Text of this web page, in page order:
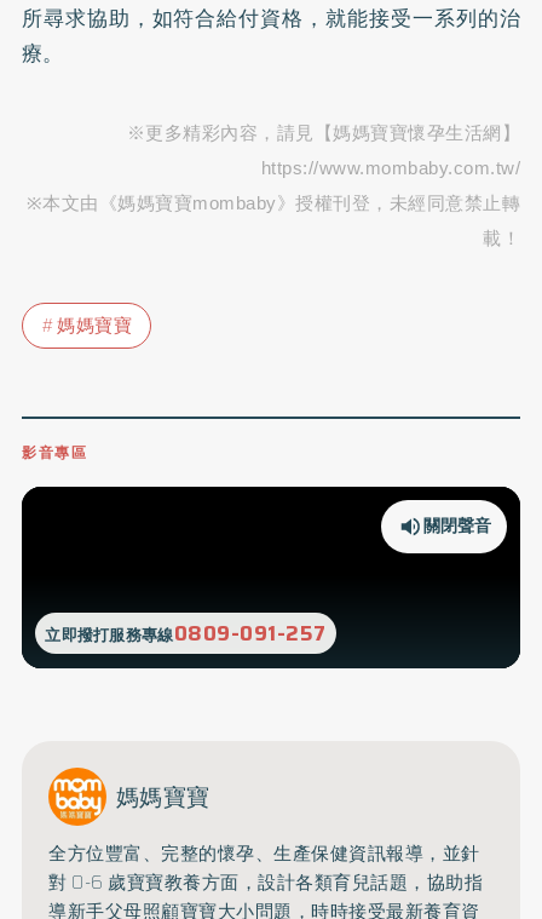
所尋求協助，如符合給付資格，就能接受一系列的治
療。
※更多精彩內容，請見【媽媽寶寶懷孕生活網】
https://www.mombaby.com.tw/
※本文由《媽媽寶寶mombaby》授權刊登，未經同意禁止轉
載！
媽媽寶寶
影音專區
立即撥打服務專線0809-091-257
關閉聲音
媽媽寶寶
全方位豐富、完整的懷孕、生產保健資訊報導，並針
對 0-6 歲寶寶教養方面，設計各類育兒話題，協助指
導新手父母照顧寶寶大小問題，時時接受最新養育資